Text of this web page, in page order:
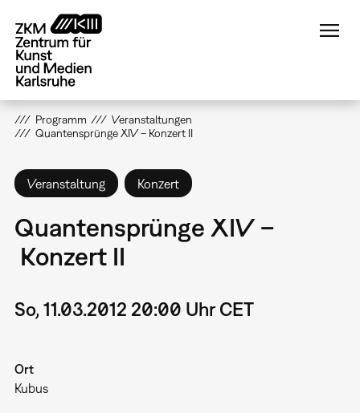
zum
Inhalt
Programm
Veranstaltungen
Quantensprünge XIV – Konzert II
Veranstaltung Konzert
Quantensprünge XIV –
Konzert II
So, 11.03.2012 20:00 Uhr CET
Ort
Kubus